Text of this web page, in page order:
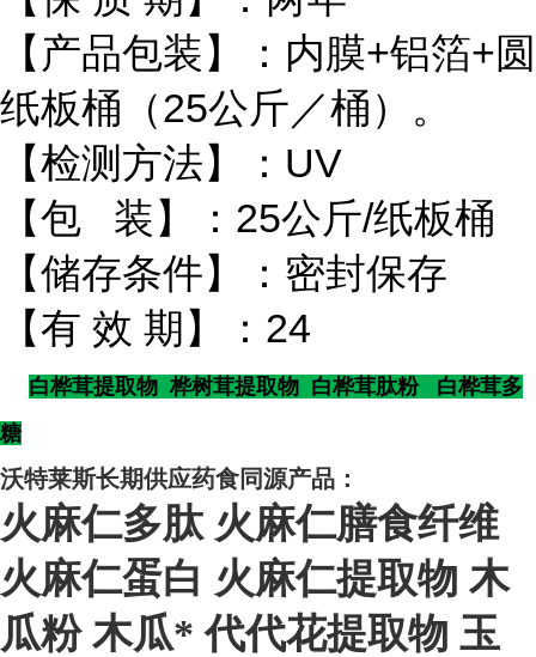
【产品包装】：内膜+铝箔+圆
纸板桶（25公斤／桶）。
【检测方法】：UV
【包 装】：25公斤/纸板桶
【储存条件】：密封保存
【有 效 期】：24
白桦茸提取物 桦树茸提取物 白桦茸肽粉 白桦茸多
糖
沃特莱斯长期供应药食同源产品：
火麻仁多肽 火麻仁膳食纤维
火麻仁蛋白 火麻仁提取物 木
瓜粉 木瓜* 代代花提取物 玉